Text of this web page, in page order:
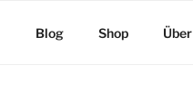
Blog Shop